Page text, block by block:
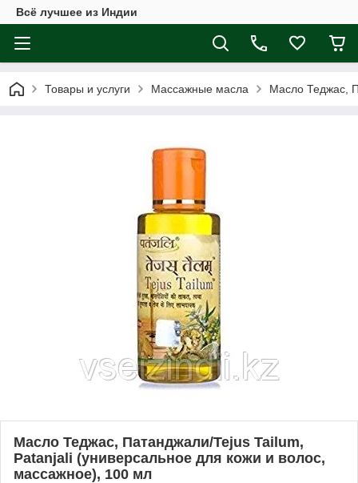
Всё лучшее из Индии
Товары и услуги Массажные масла Масло Теджас,
Масло Теджас, Патанджали/Tejus Tailum,
Patanjali (универсальное для кожи и волос,
массажное), 100 мл